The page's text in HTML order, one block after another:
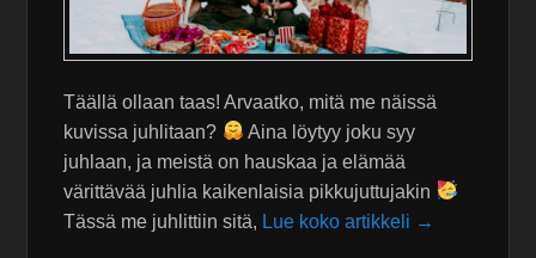
Täällä ollaan taas! Arvaatko, mitä me näissä
kuvissa juhlitaan?
Aina löytyy joku syy
juhlaan, ja meistä on hauskaa ja elämää
värittävää juhlia kaikenlaisia pikkujuttujakin
Tässä me juhlittiin sitä, Lue koko artikkeli →